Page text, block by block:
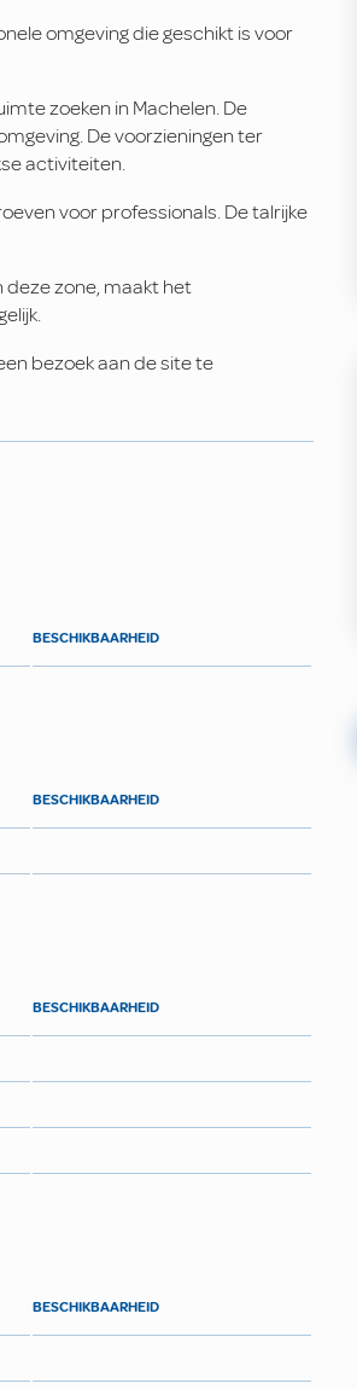
omgeving die geschikt is voor
zoeken in Machelen. De
De voorzieningen ter
activiteiten.
voor professionals. De talrijke
zone, maakt het
bezoek aan de site te
BESCHIKBAARHEID
BESCHIKBAARHEID
BESCHIKBAARHEID
BESCHIKBAARHEID